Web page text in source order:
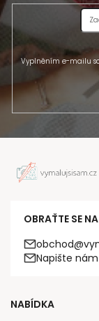
Vyplněním e-mailu
OBRAŤTE SE
Napište
NABÍDKA